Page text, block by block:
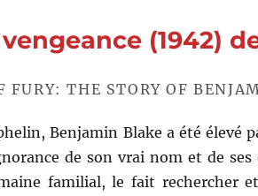
(1942)
THE STORY OF
Benjamin Blake a été élevé
de son vrai nom et de
familial, le fait rechercher